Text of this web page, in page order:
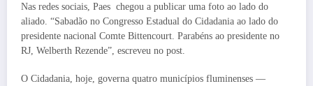
Nas redes sociais, Paes chegou a publicar uma foto ao lado do
aliado. “Sabadão no Congresso Estadual do Cidadania ao lado do
presidente nacional Comte Bittencourt. Parabéns ao presidente no
RJ, Welberth Rezende”, escreveu no post.
O Cidadania, hoje, governa quatro municípios fluminenses —